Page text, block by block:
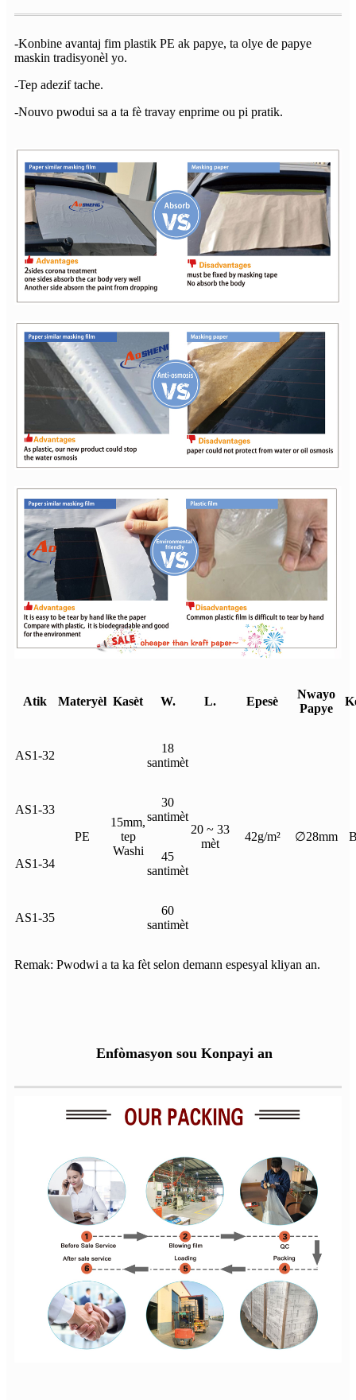
-Konbine avantaj fim plastik PE ak papye, ta olye de papye
maskin tradisyonèl yo.
-Tep adezif tache.
-Nouvo pwodui sa a ta fè travay enprime ou pi pratik.
Atik Materyèl Kasèt W. L. Epesè
Nwayo
Papye
AS1-32
PE
15mm,
tep
Washi
18
santimèt
20 ~ 33
mèt
42g/m² ∅28mm
AS1-33
30
santimèt
AS1-34
45
santimèt
AS1-35
60
santimèt
Remak: Pwodwi a ta ka fèt selon demann espesyal kliyan an.
Enfòmasyon sou Konpayi an